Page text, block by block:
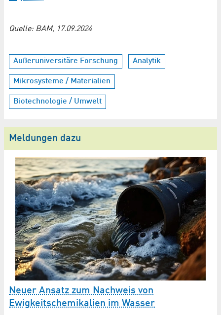
Quelle: BAM, 17.09.2024
Außeruniversitäre Forschung Analytik
Mikrosysteme / Materialien
Biotechnologie / Umwelt
Meldungen dazu
Neuer Ansatz zum Nachweis von
Ewigkeitschemikalien im Wasser